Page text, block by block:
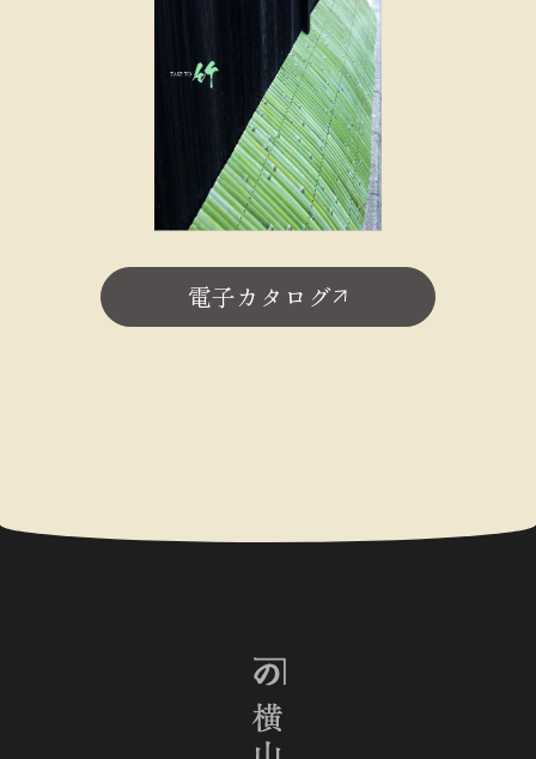
電子カタログ